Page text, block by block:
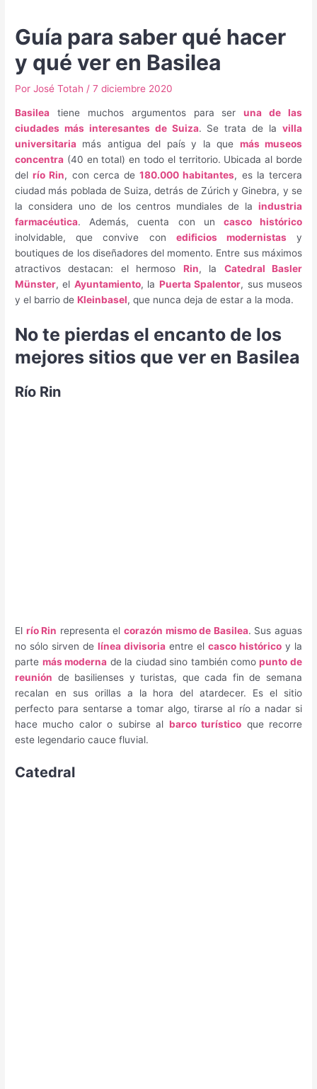
Guía para saber qué hacer
y qué ver en Basilea
PorJosé Totah /7 diciembre 2020
Basilea tiene muchos argumentos para seruna de las
ciudades más interesantes de Suiza. Se trata de la villa
universitaria más antigua del país y la que más museos
concentra (40 en total) en todo el territorio. Ubicada al borde
delrío Rin, con cerca de180.000 habitantes, es la tercera
ciudad más poblada de Suiza, detrás de Zúrich y Ginebra, y se
la considera uno de los centros mundiales de la industria
farmacéutica. Además, cuenta con un casco histórico
inolvidable, que convive con edificios modernistasy
boutiques de los diseñadores del momento. Entre sus máximos
atractivos destacan: el hermoso Rin, la Catedral Basler
Münster, el Ayuntamiento, la Puerta Spalentor, sus museos
y el barrio deKleinbasel, que nunca deja de estar a la moda.
No te pierdas el encanto de los
mejores sitios que ver en Basilea
Río Rin
El río Rin representa elcorazón mismo de Basilea. Sus aguas
no sólo sirven delínea divisoria entre el casco histórico y la
parte más moderna de la ciudad sino también comopunto de
reunión de basilienses y turistas, que cada fin de semana
recalan en sus orillas a la hora del atardecer. Es el sitio
perfecto para sentarse a tomar algo, tirarse al río a nadar si
hace mucho calor o subirse al barco turístico que recorre
este legendario cauce fluvial.
Catedral